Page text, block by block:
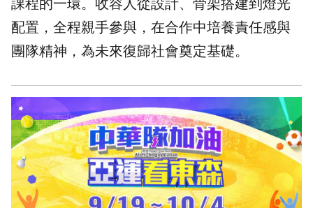
課程的一環。收容人從設計、骨架搭建到燈光
配置，全程親手參與，在合作中培養責任感與
團隊精神，為未來復歸社會奠定基礎。